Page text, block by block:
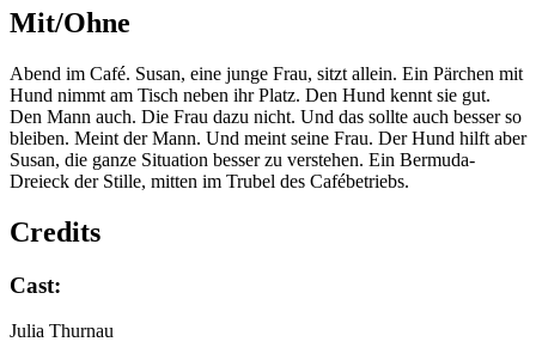
Mit/​​Ohne
Abend im Café. Susan, eine junge Frau, sitzt allein. Ein Pärchen mit
Hund nimmt am Tisch neben ihr Platz. Den Hund kennt sie gut.
Den Mann auch. Die Frau dazu nicht. Und das sollte auch besser so
bleiben. Meint der Mann. Und meint seine Frau. Der Hund hilft aber
Susan, die ganze Situation besser zu verstehen. Ein Bermuda-
Dreieck der Stille, mitten im Trubel des Cafébetriebs.
Credits
Cast:
Julia Thurnau